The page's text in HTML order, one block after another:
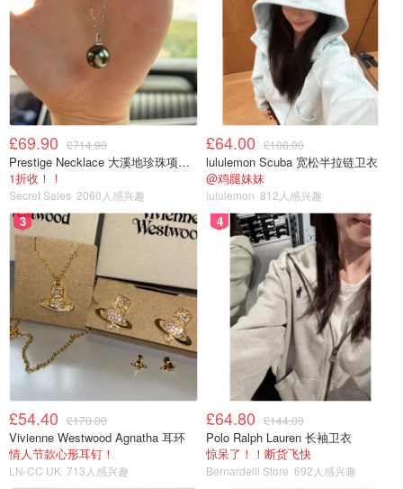
£69.90 £714.90
Prestige Necklace 大溪地珍珠项链 10-11mm
1折收！！
Secret Sales 2060人感兴趣
£64.00 £108.00
lululemon Scuba 宽松半拉链卫衣
@鸡腿妹妹
lululemon 812人感兴趣
3
£54.40 £170.00
Vivienne Westwood Agnatha 耳环
情人节款心形耳钉！
LN-CC UK 713人感兴趣
4
£64.80 £144.00
Polo Ralph Lauren 长袖卫衣
惊呆了！！断货飞快
Bernardelli Store 692人感兴趣